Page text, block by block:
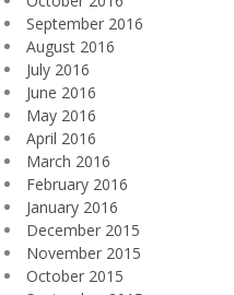
September 2016
August 2016
July 2016
June 2016
May 2016
April 2016
March 2016
February 2016
January 2016
December 2015
November 2015
October 2015